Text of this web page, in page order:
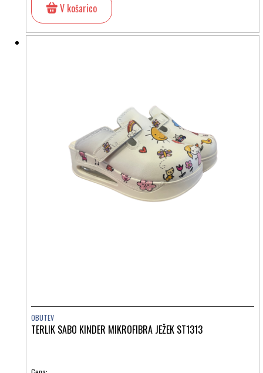
V košarico
OBUTEV
TERLIK SABO KINDER MIKROFIBRA JEŽEK ST1313